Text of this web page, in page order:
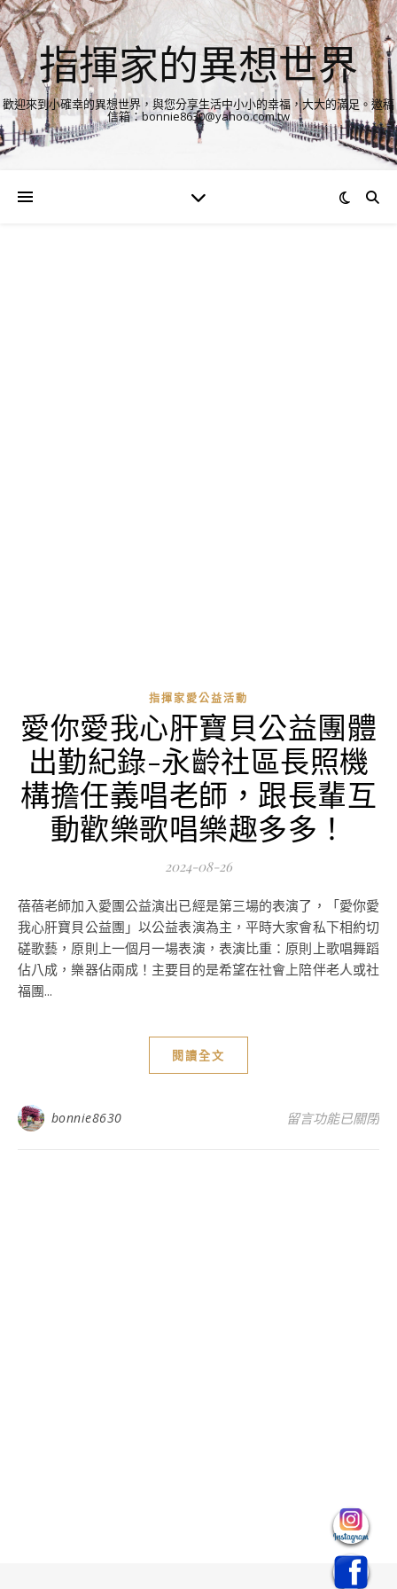
指揮家的異想世界
歡迎來到小確幸的異想世界，與您分享生活中小小的幸福，大大的滿足。邀稿
信箱：bonnie8630@yahoo.com.tw
指揮家愛公益活動
愛你愛我心肝寶貝公益團體
出勤紀錄-永齡社區長照機
構擔任義唱老師，跟長輩互
動歡樂歌唱樂趣多多！
2024-08-26
蓓蓓老師加入愛團公益演出已經是第三場的表演了，「愛你愛
我心肝寶貝公益團」以公益表演為主，平時大家會私下相約切
磋歌藝，原則上一個月一場表演，表演比重：原則上歌唱舞蹈
佔八成，樂器佔兩成！主要目的是希望在社會上陪伴老人或社
福團...
閱讀全文
bonnie8630 在〈愛你愛我心
留言功能已關閉